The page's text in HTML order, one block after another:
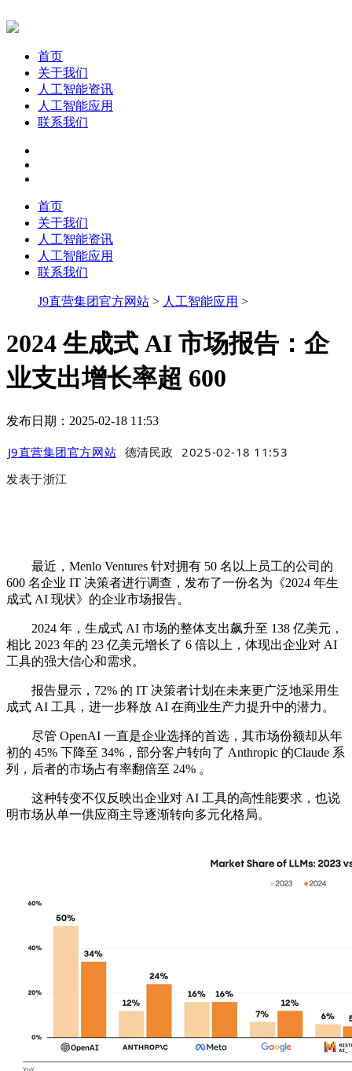
首页
关于我们
人工智能资讯
人工智能应用
联系我们
首页
关于我们
人工智能资讯
人工智能应用
联系我们
J9直营集团官方网站 > 人工智能应用 >
2024 生成式 AI 市场报告：企
业支出增长率超 600
发布日期：2025-02-18 11:53
J9直营集团官方网站 德清民政
2025-02-18 11:53
发表于浙江
最近，Menlo Ventures 针对拥有 50 名以上员工的公司的
600 名企业 IT 决策者进行调查，发布了一份名为《2024 年生
成式 AI 现状》的企业市场报告。
2024 年，生成式 AI 市场的整体支出飙升至 138 亿美元，
相比 2023 年的 23 亿美元增长了 6 倍以上，体现出企业对 AI
工具的强大信心和需求。
报告显示，72% 的 IT 决策者计划在未来更广泛地采用生
成式 AI 工具，进一步释放 AI 在商业生产力提升中的潜力。
尽管 OpenAI 一直是企业选择的首选，其市场份额却从年
初的 45% 下降至 34%，部分客户转向了 Anthropic 的Claude 系
列，后者的市场占有率翻倍至 24% 。
这种转变不仅反映出企业对 AI 工具的高性能要求，也说
明市场从单一供应商主导逐渐转向多元化格局。